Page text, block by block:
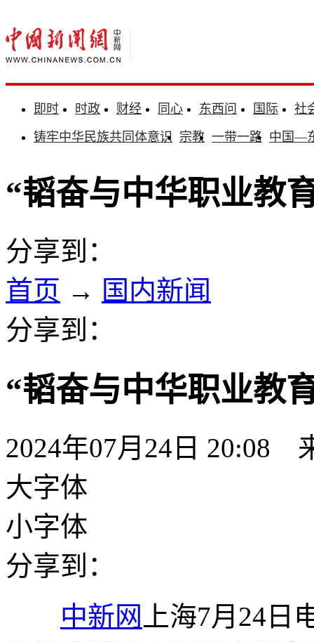
即时 时政 财经 同心 东西问 国际
社
铸牢中华民族共同体意识 宗教 一带一路 中国—
“韬奋与中华职业教
分享到：
首页 → 国内新闻
分享到：
“韬奋与中华职业教
2024年07月24日 20:08
大字体
小字体
分享到：
中新网 上海7月24日